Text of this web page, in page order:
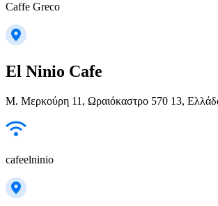
Caffe Greco
El Ninio Cafe
Μ. Μερκούρη 11, Ωραιόκαστρο 570 13,
cafeelninio